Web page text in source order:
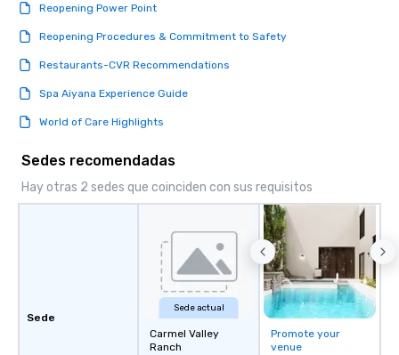
Reopening Power Point
Reopening Procedures & Commitment to Safety
Restaurants-CVR Recommendations
Spa Aiyana Experience Guide
World of Care Highlights
Sedes recomendadas
Hay otras 2 sedes que coinciden con sus requisitos
Sede
Sede actual
Carmel Valley
Ranch
Promote your
venue